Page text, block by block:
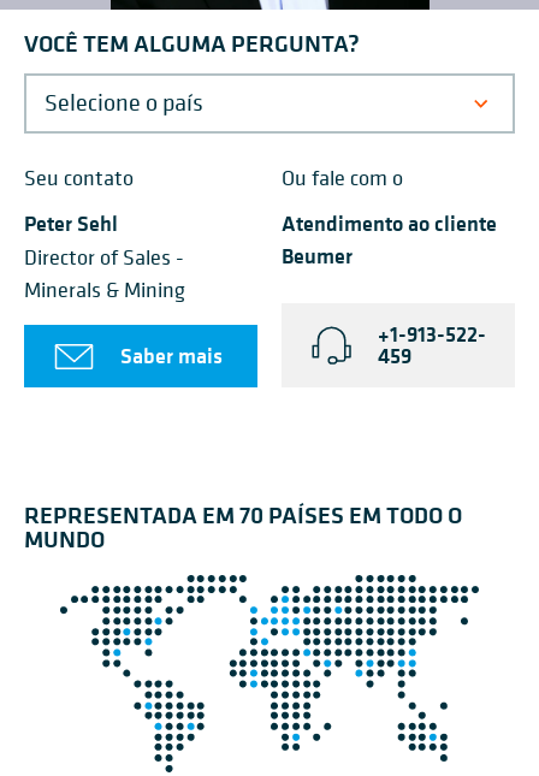
VOCÊ TEM ALGUMA PERGUNTA?
Seu contato
Peter Sehl
Director of Sales -
Minerals & Mining
Saber mais
Ou fale com o
Atendimento ao cliente
Beumer
+1-913-522-
459
REPRESENTADA EM 70 PAÍSES EM TODO O
MUNDO